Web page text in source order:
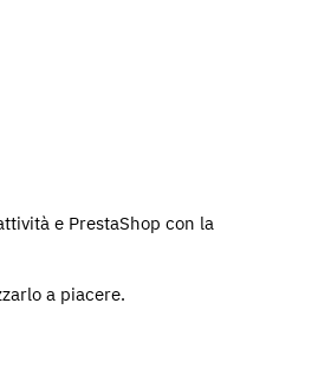
e PrestaShop con la
a piacere.